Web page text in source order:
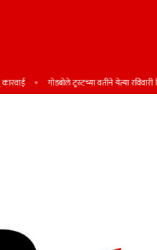
गोडबोले ट्रस्टच्या वतीने येत्या रविवारी